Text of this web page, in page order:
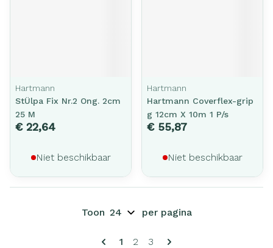
Hartmann
StÜlpa Fix Nr.2 Ong. 2cm
25 M
€ 22,64
Niet beschikbaar
Hartmann
Hartmann Coverflex-grip
g 12cm X 10m 1 P/s
€ 55,87
Niet beschikbaar
Pagina's
U lees momenteel pagina
1 Pagina
2 Pagina
3
Toon per pagina